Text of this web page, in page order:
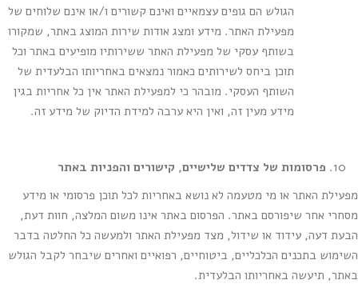
הגולש הם גופים עצמאיים ואינם קשורים ו/או אינם שלוחים של
מפעילת האתר. מידע ומצג אודות שירות המוצג באתר, שמקורו
בשותף עסקי של מפעילת האתר ששירותיו מופיעים באתר וכל
תוכן ביחס לשירותים כאמור נמצאים באחריותו הבלעדית של
השותף העסקי. מובהר כי למפעילת האתר אין כל אחריות בגין
מידע מעין זה, ואין היא ערבה למידת הדיוק של מידע זה.
פרסומות של צדדים שלישיים, קישורים והפניות באתר
מפעילת האתר או מי מטעמה לא נושא באחריות לכל תוכן פרסומי או מידע
מסחרי אחר שיפורסם באתר. הפרסום באתר אינו משום המלצה, חוות דעת,
הבעת דעה, עידוד או שידול, מצד מפעילת האתר ולמעשה כל החלטה בדבר
השימוש בתכנים הכלכליים, ביטוחיים, רפואיים ואחרים שיבחר לקבל הגולש
באתר, תיעשה באחריותו הבלעדית.